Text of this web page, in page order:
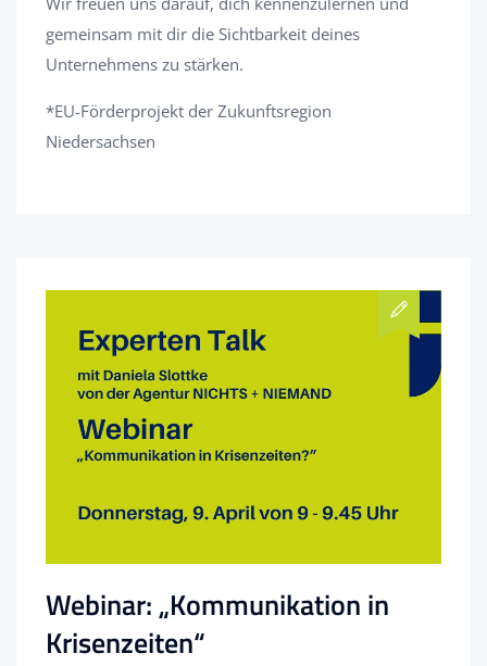
gemeinsam mit dir die Sichtbarkeit deines
Unternehmens zu stärken.
*EU-Förderprojekt der Zukunftsregion
Niedersachsen
Webinar: „Kommunikation in
Krisenzeiten“